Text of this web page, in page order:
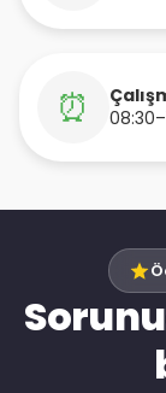
⏰